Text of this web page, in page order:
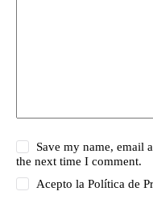
Save my name, email
the next time I comment.
Acepto laPolítica de